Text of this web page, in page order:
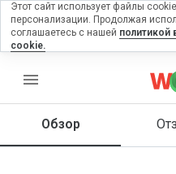
menu
Обзор
на
Как бы
Этот сайт использует файлы
персонализации. Продолжая
соглашаетесь с нашей политикой
cookie.